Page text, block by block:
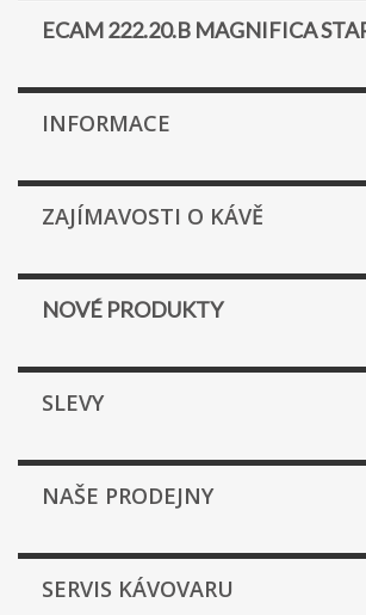
ECAM 222.20.B MAGNIFICA
INFORMACE
ZAJÍMAVOSTI O KÁVĚ
NOVÉ PRODUKTY
SLEVY
NAŠE PRODEJNY
SERVIS KÁVOVARU